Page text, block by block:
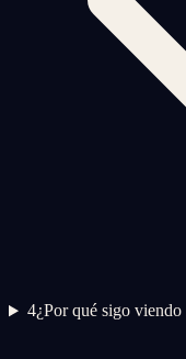
4¿Por qué sigo viendo